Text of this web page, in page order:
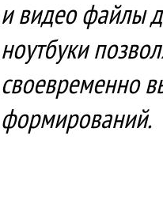
и видео файлы
ноутбуки
своевременно
формирований.